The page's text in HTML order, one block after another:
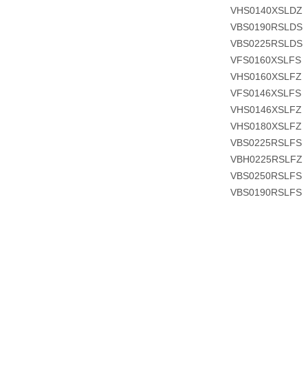
VHS0140XSLDZ
VBS0190RSLDS
VBS0225RSLDS
VFS0160XSLFS
VHS0160XSLFZ
VFS0146XSLFS
VHS0146XSLFZ
VHS0180XSLFZ
VBS0225RSLFS
VBH0225RSLFZ
VBS0250RSLFS
VBS0190RSLFS